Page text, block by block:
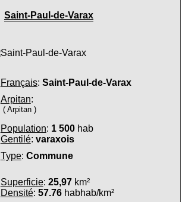
Saint-Paul-de-Varax
Français: Saint-Paul-de-Varax
Arpitan:
( Arpitan )
Population: 1 500hab
Gentilé: varaxois
Type: Commune
Superficie: 25,97km²
Densité: 57.76habhab/km²